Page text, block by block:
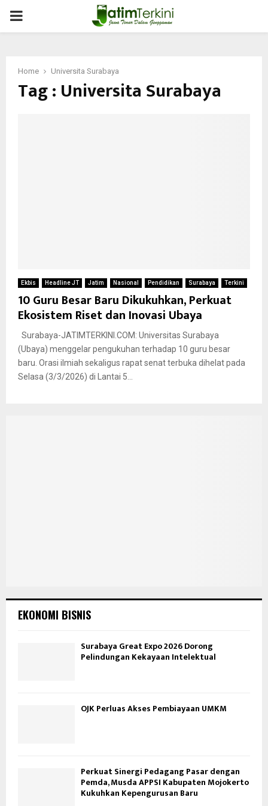
PRIMARY
Home Universita Surabaya
Tag : Universita Surabaya
Ekbis Headline JT Jatim Nasional Pendidikan Surabaya Terkini
10 Guru Besar Baru Dikukuhkan, Perkuat
Ekosistem Riset dan Inovasi Ubaya
Surabaya-JATIMTERKINI.COM: Universitas Surabaya
(Ubaya) menggelar pengukuhan terhadap 10 guru besar
baru. Orasi ilmiah sekaligus rapat senat terbuka dihelat pada
Selasa (3/3/2026) di Lantai 5...
EKONOMI BISNIS
Surabaya Great Expo 2026 Dorong
Pelindungan Kekayaan Intelektual
OJK Perluas Akses Pembiayaan UMKM
Perkuat Sinergi Pedagang Pasar dengan
Pemda, Musda APPSI Kabupaten Mojokerto
Kukuhkan Kepengurusan Baru